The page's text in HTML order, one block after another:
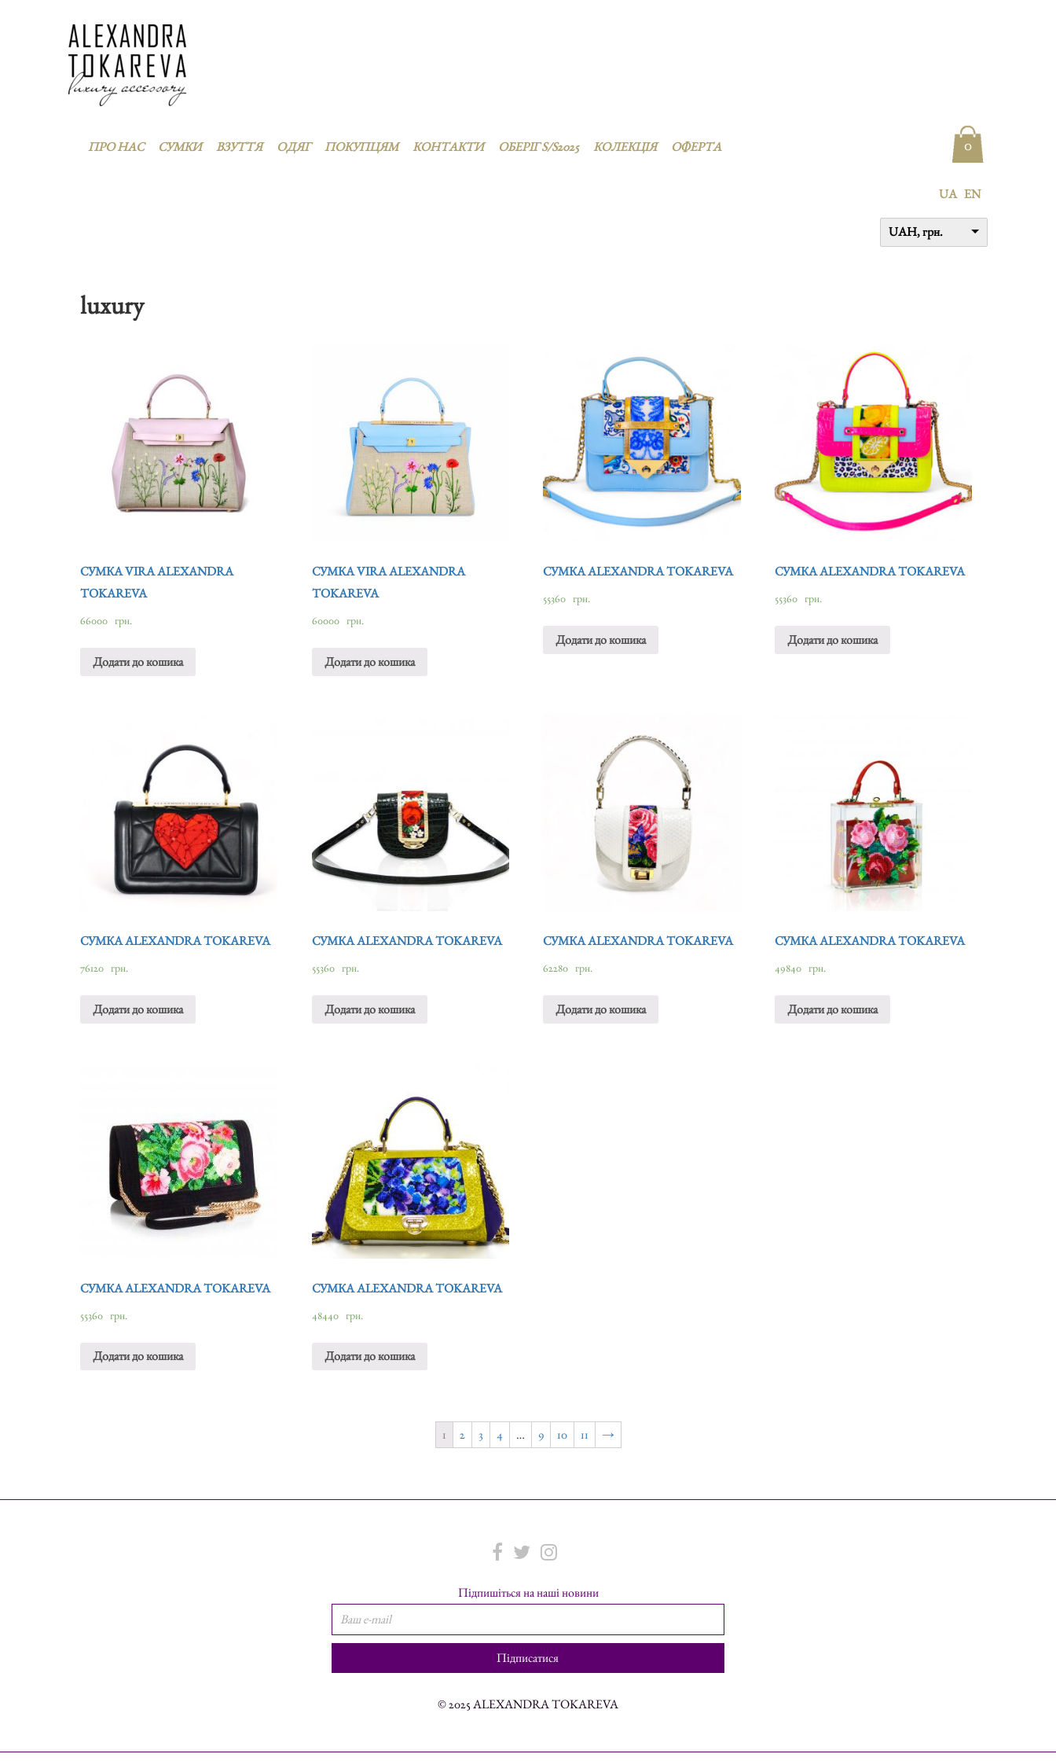
ПРО НАС СУМКИ ВЗУТТЯ ОДЯГ ПОКУПЦЯМ КОНТАКТИ ОБЕРІГ S/S2025 КОЛЕКЦІЯ ОФЕРТА 0
UA EN
UAH, грн.
luxury
СУМКА VIRA ALEXANDRA
TOKAREVA
66000 грн.
Додати до кошика
СУМКА VIRA ALEXANDRA
TOKAREVA
60000 грн.
Додати до кошика
СУМКА ALEXANDRA TOKAREVA
55360 грн.
Додати до кошика
СУМКА ALEXANDRA TOKAREVA
55360 грн.
Додати до кошика
СУМКА ALEXANDRA TOKAREVA
76120 грн.
Додати до кошика
СУМКА ALEXANDRA TOKAREVA
55360 грн.
Додати до кошика
СУМКА ALEXANDRA TOKAREVA
62280 грн.
Додати до кошика
СУМКА ALEXANDRA TOKAREVA
49840 грн.
Додати до кошика
СУМКА ALEXANDRA TOKAREVA
55360 грн.
Додати до кошика
СУМКА ALEXANDRA TOKAREVA
48440 грн.
Додати до кошика
1 2 3 4 … 9 10 11 →
Підпишіться на наші новини
© 2025 ALEXANDRA TOKAREVA